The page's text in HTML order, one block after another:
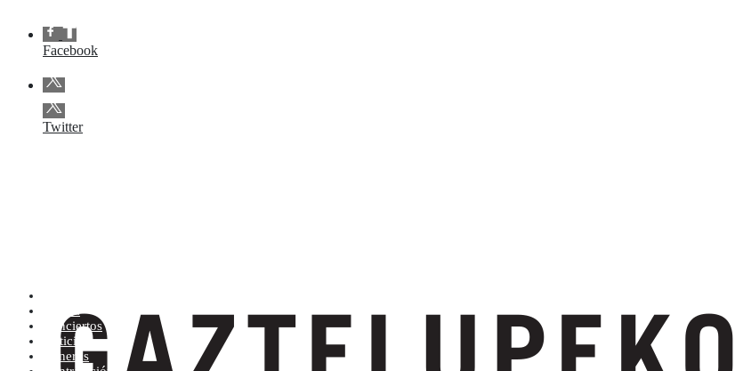
Facebook
Twitter
Tienda
Conciertos
Noticias
Géneros